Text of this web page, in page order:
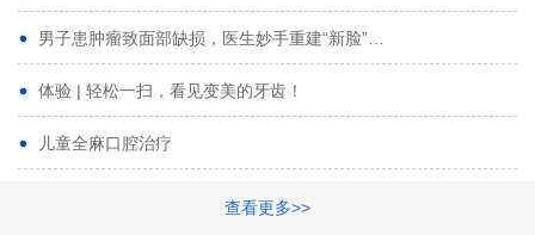
林夏羽 颜晶
路娜 商晔
周碧玲
男子患肿瘤致面部缺损，医生妙手重建“新脸”…
体验 | 轻松一扫，看见变美的牙齿！
儿童全麻口腔治疗
查看更多>>